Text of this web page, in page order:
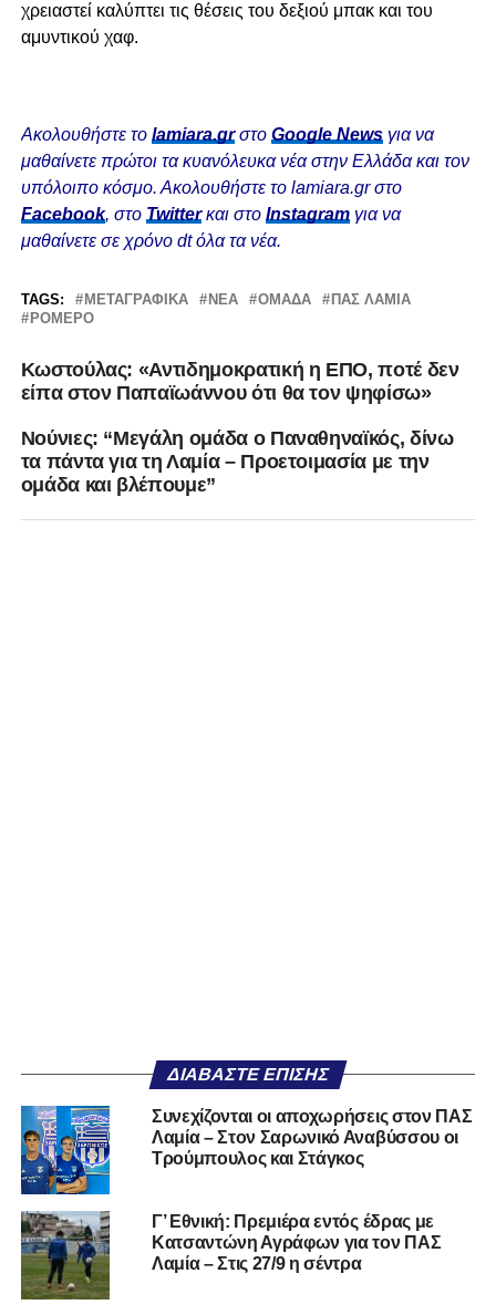
χρειαστεί καλύπτει τις θέσεις του δεξιού μπακ και του
αμυντικού χαφ.
Ακολουθήστε το lamiara.grστο Google Newsγια να
μαθαίνετε πρώτοι τα κυανόλευκα νέα στην Ελλάδα και τον
υπόλοιπο κόσμο. Ακολουθήστε το lamiara.gr στο
Facebook, στο Twitterκαι στο Instagram για να
μαθαίνετε σε χρόνο dt όλα τα νέα.
TAGS: ΜΕΤΑΓΡΑΦΙΚΆ ΝΈΑ ΟΜΆΔΑ
ΠΑΣ ΛΑΜΙΑ
ΡΟΜΕΡΟ
Κωστούλας: «Αντιδημοκρατική η ΕΠΟ, ποτέ δεν
είπα στον Παπαϊωάννου ότι θα τον ψηφίσω»
Νούνιες: “Μεγάλη ομάδα ο Παναθηναϊκός, δίνω
τα πάντα για τη Λαμία – Προετοιμασία με την
ομάδα και βλέπουμε”
ΔΙΑΒΆΣΤΕ ΕΠΊΣΗΣ
Συνεχίζονται οι αποχωρήσεις στον ΠΑΣ
Λαμία – Στον Σαρωνικό Αναβύσσου οι
Τρούμπουλος και Στάγκος
Γ’ Εθνική: Πρεμιέρα εντός έδρας με
Κατσαντώνη Αγράφων για τον ΠΑΣ
Λαμία – Στις 27/9 η σέντρα